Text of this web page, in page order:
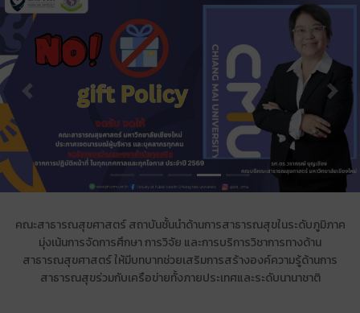
Previous Next
คณะสาธารณสุขศาสตร์ สถาบันชั้นนำด้านการสาธารณสุขในระดับภูมิภาค
มุ่งเน้นการจัดการศึกษา การวิจัย และการบริการวิชาการทางด้าน
สาธารณสุขศาสตร์ ให้มีบทบาทช่วยเสริมการสร้างองค์ความรู้ด้านการ
สาธารณสุขร่วมกับเครือข่ายทั้งภายประเทศและระดับนานาชาติ